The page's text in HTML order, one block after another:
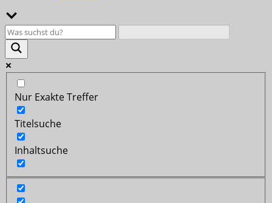
Nur Exakte Treffer
Titelsuche
Inhaltsuche